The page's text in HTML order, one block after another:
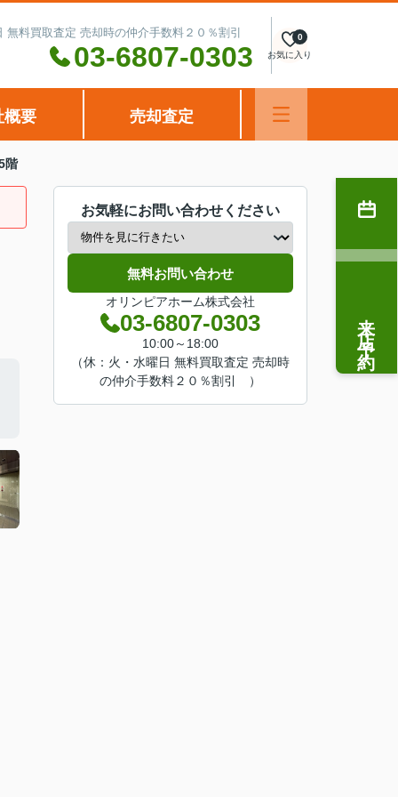
料買取査定 売却時の仲介手数料２０％割引
03-6807-0303 お気に入り
0
概要 売却査定
階
お気軽にお問い合わせください
無料お問い合わせ
オリンピアホーム株式会社
03-6807-0303
10:00～18:00
（休：火・水曜日 無料買取査定 売却時
の仲介手数料２０％割引 ）
来店予約